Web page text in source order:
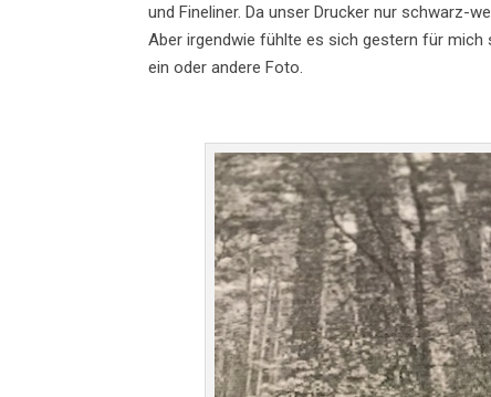
und Fineliner. Da unser Drucker nur schwarz-
Aber irgendwie fühlte es sich gestern für
ein oder andere Foto.